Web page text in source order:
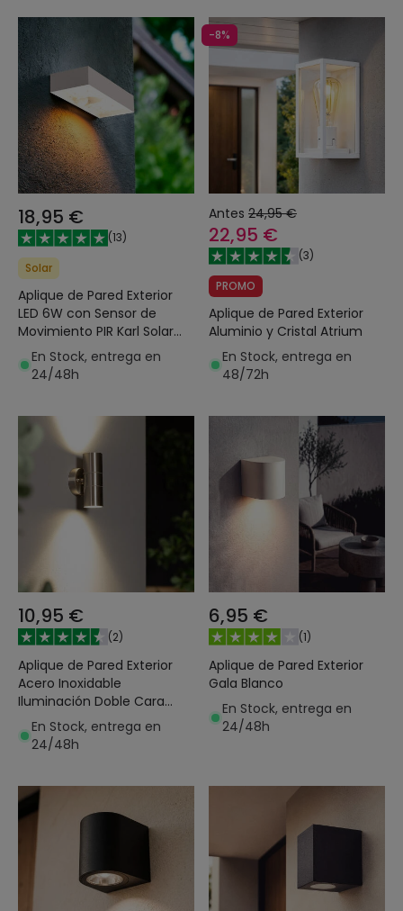
18,95 €
(13)
Solar
Aplique de Pared Exterior
LED 6W con Sensor de
Movimiento PIR Karl Solar
Blanco
En Stock, entrega en
24/48h
-8%
Antes 24,95 €
22,95 €
(3)
PROMO
Aplique de Pared Exterior
Aluminio y Cristal Atrium
En Stock, entrega en
48/72h
10,95 €
(2)
Aplique de Pared Exterior
Acero Inoxidable
Iluminación Doble Cara
Satin
En Stock, entrega en
24/48h
6,95 €
(1)
Aplique de Pared Exterior
Gala Blanco
En Stock, entrega en
24/48h